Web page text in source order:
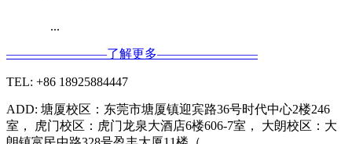
...
————————了解更多————————
TEL: +86 18925884447
ADD: 塘厦校区：东莞市塘厦镇迎宾路36号时代中心2楼246
室， 虎门校区：虎门龙泉大酒店6楼606-7室， 大朗校区：大